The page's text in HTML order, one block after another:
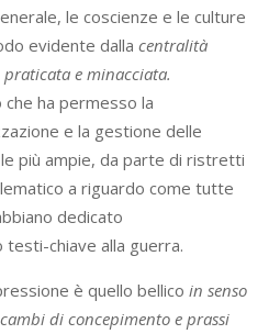
le coscienze e le culture
evidente dalla centralità
e minacciata.
che ha permesso la
e la gestione delle
più ampie, da parte di ristretti
a riguardo come tutte
dedicato
chiave alla guerra.
è quello bellico in senso
di concepimento e prassi